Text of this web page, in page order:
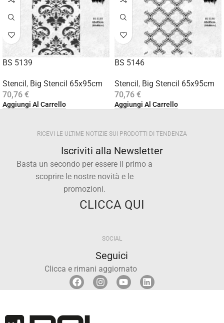
BS 5139
Stencil, Big Stencil 65x95cm
70,76 €
Aggiungi Al Carrello
BS 5146
Stencil, Big Stencil 65x95cm
70,76 €
Aggiungi Al Carrello
RICEVI LE ULTIME NOTIZIE SUI PRODOTTI DI TENDENZA
Iscriviti alla Newsletter
Basta un secondo per essere il primo a
scoprire le nostre novità e le
promozioni.
CLICCA QUI
SOCIAL
Seguici
Clicca e rimani aggiornato